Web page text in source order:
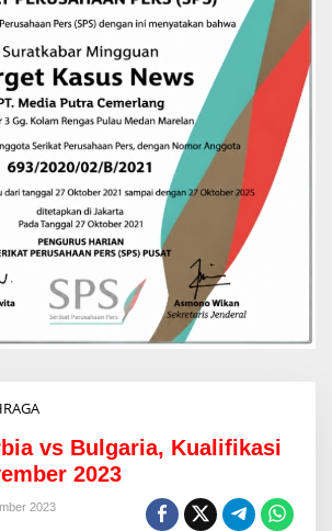
e
d
i
k
vs Bulgaria, Kualifikasi
2023
2023